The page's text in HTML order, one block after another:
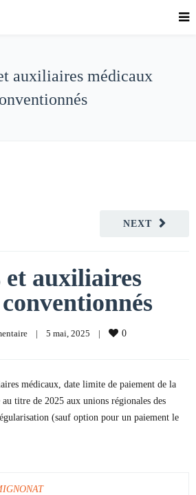
auxiliaires médicaux
NEXT
auxiliaires
| 5 mai, 2025 | 0
médicaux, date limite de paiement de la
titre de 2025 aux unions régionales des
(sauf option pour un paiement le